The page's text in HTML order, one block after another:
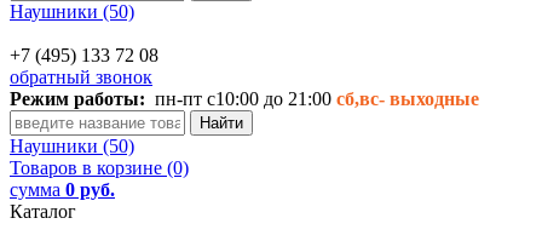
Наушники (50)
+7 (495) 133 72 08
обратный звонок
Режим работы: пн-пт с10:00 до 21:00 сб,вс- выходные
Наушники (50)
Товаров в корзине (0)
сумма 0 руб.
Каталог